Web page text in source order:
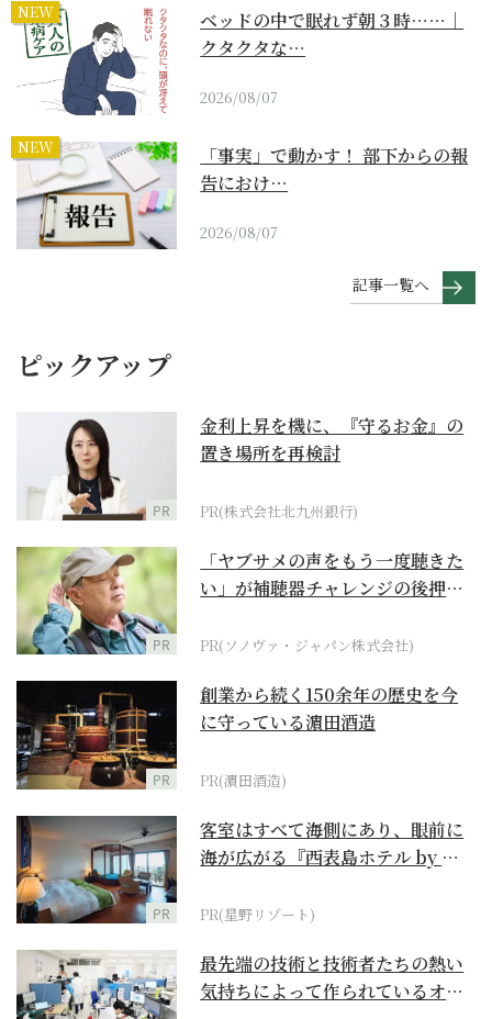
NEW
ベッドの中で眠れず朝３時……｜
クタクタな…
2026/08/07
NEW
「事実」で動かす！ 部下からの報
告におけ…
2026/08/07
記事一覧へ
ピックアップ
PR
金利上昇を機に、『守るお金』の
置き場所を再検討
PR(株式会社北九州銀行)
PR
「ヤブサメの声をもう一度聴きた
い」が補聴器チャレンジの後押し
PR(ソノヴァ・ジャパン株式会社)
PR
創業から続く150余年の歴史を今
に守っている濵田酒造
PR(濵田酒造)
PR
客室はすべて海側にあり、眼前に
海が広がる『西表島ホテル by 星
PR(星野リゾート)
最先端の技術と技術者たちの熱い
気持ちによって作られているオー